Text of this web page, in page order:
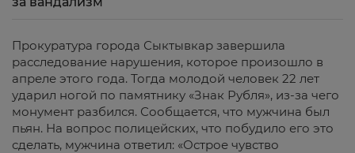
Прокуратура города Сыктывкар завершила
расследование нарушения, которое произошло в
апреле этого года. Тогда молодой человек 22 лет
ударил ногой по памятнику «Знак Рубля», из-за чего
монумент разбился. Сообщается, что мужчина был
пьян. На вопрос полицейских, что побудило его это
сделать, мужчина ответил: «Острое чувство